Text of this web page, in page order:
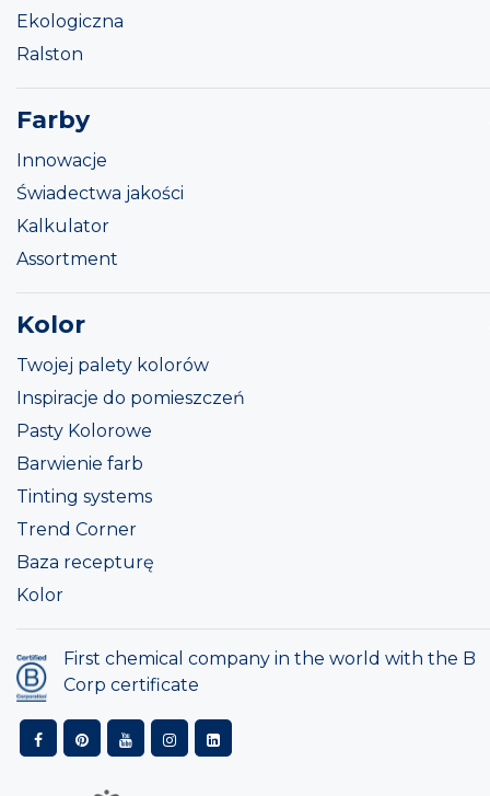
Ekologiczna
Ralston
Farby
Innowacje
Świadectwa jakości
Kalkulator
Assortment
Kolor
Twojej palety kolorów
Inspiracje do pomieszczeń
Pasty Kolorowe
Barwienie farb
Tinting systems
Trend Corner
Baza recepturę
Kolor
First chemical company in the world with the B
Corp certificate